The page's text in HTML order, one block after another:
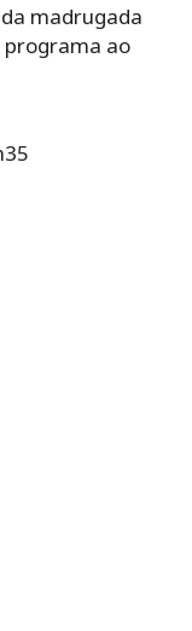
madrugada
programa ao